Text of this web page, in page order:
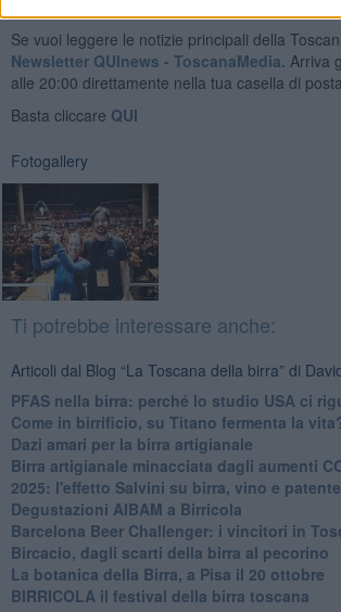
Se vuoi leggere le notizie principali della
Newsletter QUInews - ToscanaMedia. Arriva
alle 20:00 direttamente nella tua casella di posta.
Basta cliccare QUI
Fotogallery
Ti potrebbe interessare anche:
Articoli dal Blog “La Toscana della birra” di
​PFAS nella birra: perché lo studio USA ci
​Come in birrificio, su Titano fermenta la
Dazi amari per la birra artigianale
​Birra artigianale minacciata dagli aumenti
​2025: l'effetto Salvini su birra, vino e patente
​Degustazioni AIBAM a Birricola
​Barcelona Beer Challenger: i vincitori in
Bircacio, dagli scarti della birra al pecorino
​La botanica della Birra, a Pisa il 20 ottobre
BIRRICOLA il festival della birra toscana